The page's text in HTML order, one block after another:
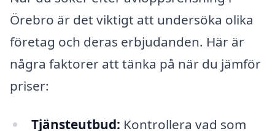
Örebro är det viktigt att undersöka olika
företag och deras erbjudanden. Här är
några faktorer att tänka på när du jämför
priser:
Tjänsteutbud: Kontrollera vad som